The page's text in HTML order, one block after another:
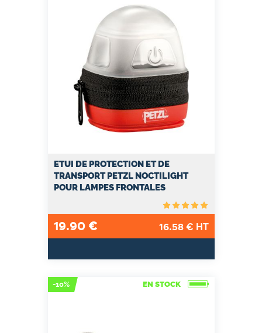
ETUI DE PROTECTION ET DE
TRANSPORT PETZL NOCTILIGHT
POUR LAMPES FRONTALES
19.90€ 16.58€ HT
-10% EN STOCK